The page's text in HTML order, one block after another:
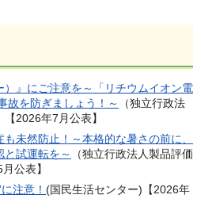
）』にご注意を～「リチウムイオン電
故を防ぎましょう！～
（独立行政法
2026年7月公表】
未然防止！～本格的な暑さの前に、
と試運転を～
（独立行政法人製品評価
公表】
注意！ (国民生活センター)【2026年